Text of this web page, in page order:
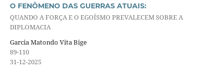
O FENÔMENO DAS GUERRAS ATUAIS:
QUANDO A FORÇA E O EGOÍSMO PREVALECEM SOBRE A
DIPLOMACIA
Garcia Matondo Vita Bige
89-110
31-12-2025